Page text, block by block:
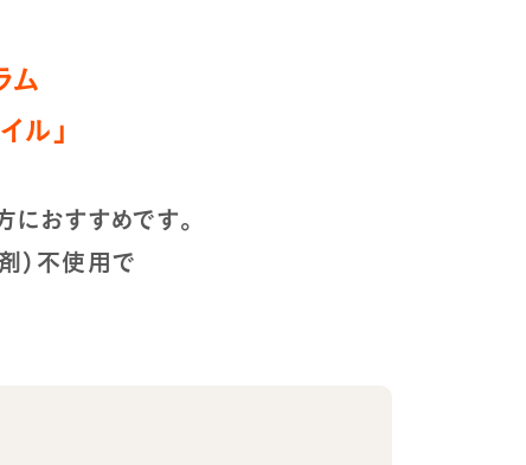
ム
ル」
おすすめです。
）不使用で